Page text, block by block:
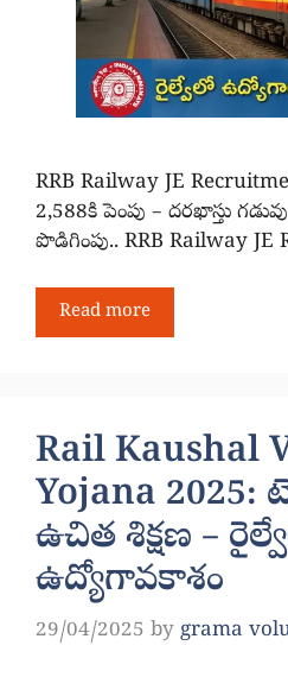
RRB Railway JE
2,588కి పెంపు – దరఖాస్తు
పొడిగింపు.. RRB Railway
Read more
Rail Kaushal
Yojana 2025:
ఉచిత శిక్షణ –
ఉద్యోగావకాశం
29/04/2025 by grama